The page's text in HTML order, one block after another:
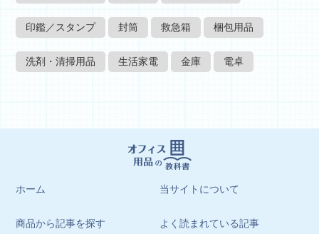
印鑑／スタンプ 封筒 救急箱 梱包用品
洗剤・清掃用品 生活家電 金庫 電卓
ホーム 当サイトについて
商品から記事を探す よく読まれている記事